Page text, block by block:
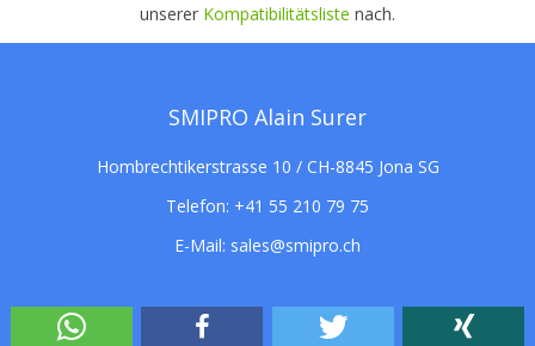
unserer Kompatibilitätsliste nach.
SMIPRO Alain Surer
Hombrechtikerstrasse 10 / CH-8845 Jona SG
Telefon: +41 55 210 79 75
E-Mail: sales@smipro.ch